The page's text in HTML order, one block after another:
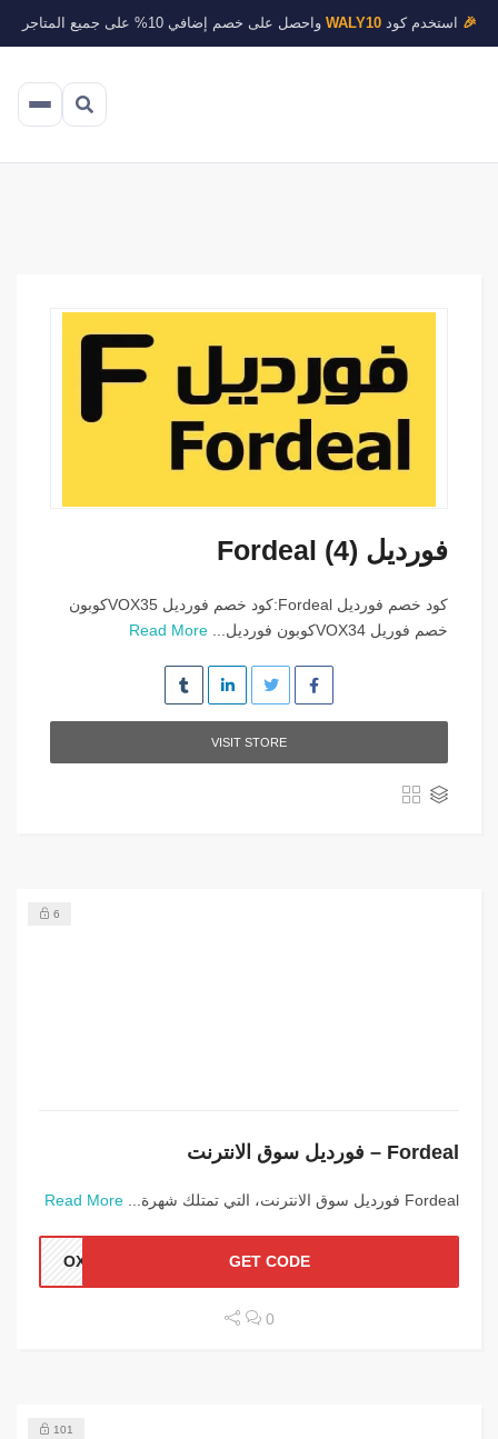
🎉 استخدم كودWALY10 واحصل على خصم إضافي 10% على جميع المتاجر
فورديل Fordeal (4)
كود خصم فورديل Fordeal:كود خصم فورديل VOX35كوبون
خصم فوريل VOX34كوبون فورديل...
Read More
VISIT STORE
6
Fordeal – فورديل سوق الانترنت
Fordeal فورديل سوق الانترنت، التي تمتلك شهرة... Read More
GET CODE
0
101